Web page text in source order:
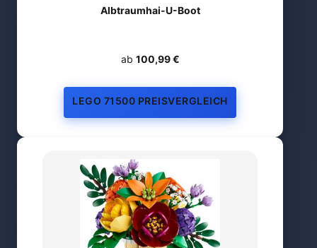
Albtraumhai-U-Boot
ab 100,99 €
LEGO 71500 PREISVERGLEICH